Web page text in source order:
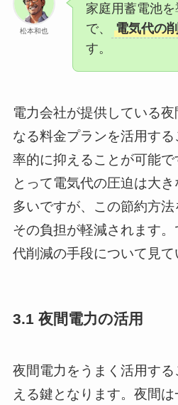
松本和也
家庭用蓄電池を
で、
電気代の
す。
電力会社が提供している夜
なる料金プランを活用す
率的に抑えることが可能
とって電気代の圧迫は大
多いですが、この節約方法
その負担が軽減されます
代削減の手段について見て
3.1 夜間電力の活用
夜間電力をうまく活用す
える鍵となります。夜間